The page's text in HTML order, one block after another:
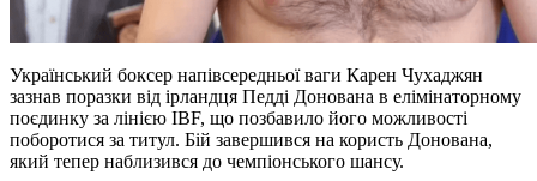
Український боксер напівсередньої ваги Карен Чухаджян
зазнав поразки від ірландця Педді Донована в елімінаторному
поєдинку за лінією IBF, що позбавило його можливості
поборотися за титул. Бій завершився на користь Донована,
який тепер наблизився до чемпіонського шансу.